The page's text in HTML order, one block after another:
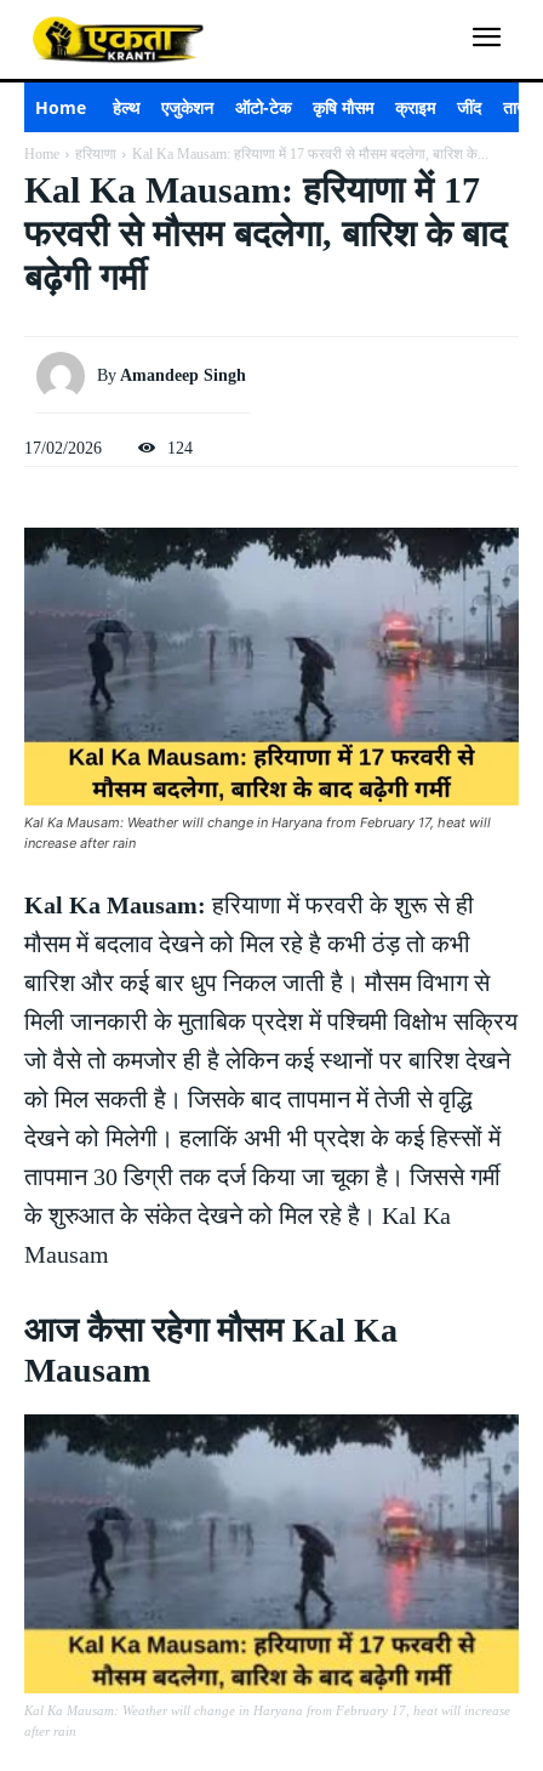
Home हेल्थ एजुकेशन ऑटो-टेक कृषि मौसम क्राइम जींद ताजा
Home हरियाणा Kal Ka Mausam: हरियाणा में 17 फरवरी से मौसम बदलेगा, बारिश के...
Kal Ka Mausam: हरियाणा में 17
फरवरी से मौसम बदलेगा, बारिश के बाद
बढ़ेगी गर्मी
By Amandeep Singh
17/02/2026 124
Kal Ka Mausam: Weather will change in Haryana from February 17, heat will
increase after rain
Kal Ka Mausam:हरियाणा में फरवरी के शुरू से ही
मौसम में बदलाव देखने को मिल रहे है कभी ठंड़ तो कभी
बारिश और कई बार धुप निकल जाती है। मौसम विभाग से
मिली जानकारी के मुताबिक प्रदेश में पश्चिमी विक्षोभ सक्रिय
जो वैसे तो कमजोर ही है लेकिन कई स्थानों पर बारिश देखने
को मिल सकती है। जिसके बाद तापमान में तेजी से वृद्धि
देखने को मिलेगी। हलाकिं अभी भी प्रदेश के कई हिस्सों में
तापमान 30 डिग्री तक दर्ज किया जा चूका है। जिससे गर्मी
के शुरुआत के संकेत देखने को मिल रहे है। Kal Ka
Mausam
आज कैसा रहेगा मौसम Kal Ka
Mausam
Kal Ka Mausam: Weather will change in Haryana from February 17, heat will increase
after rain